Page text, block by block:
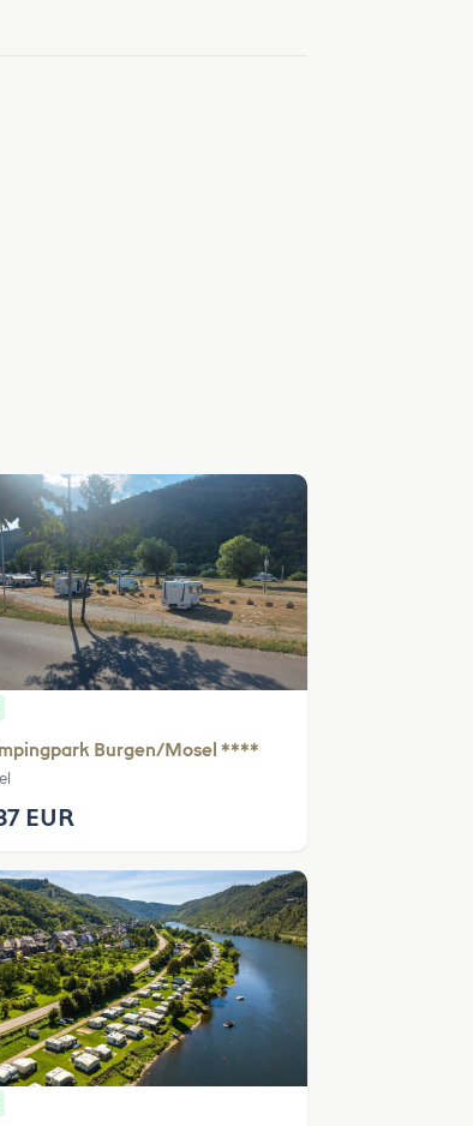
Burgen/Mosel ****
EUR